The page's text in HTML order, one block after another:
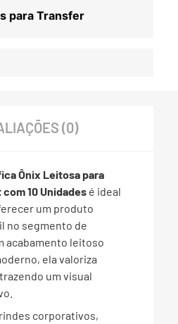
para Transfer
(0)
Ônix Leitosa para
10 Unidades é ideal
um produto
no segmento de
acabamento leitoso
ela valoriza
um visual
corporativos,